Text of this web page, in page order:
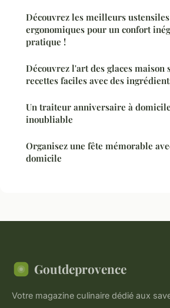
Découvrez les meilleurs
ergonomiques pour un confort
pratique !
Découvrez l'art des glaces maison
recettes faciles avec des
Un traiteur anniversaire à
inoubliable
Organisez une fête mémorable
domicile
Goutdeprovence
Votre magazine culinaire dédié aux